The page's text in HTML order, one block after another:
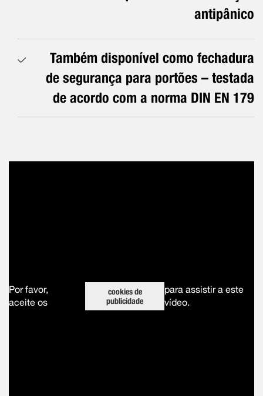
antipânico
Também disponível como fechadura
de segurança para portões – testada
de acordo com a norma DIN EN 179
Por favor,
aceite os
cookies de
publicidade
para assistir a este
vídeo.